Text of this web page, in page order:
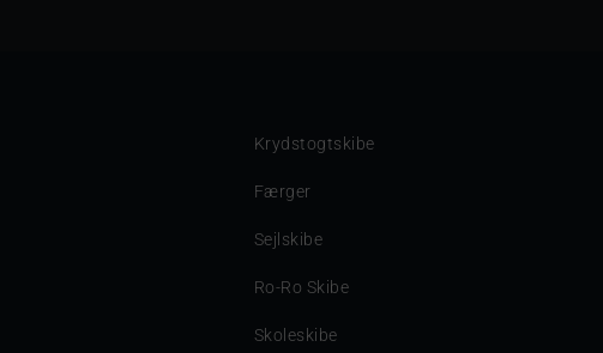
Krydstogtskibe
Færger
Sejlskibe
Ro-Ro Skibe
Skoleskibe